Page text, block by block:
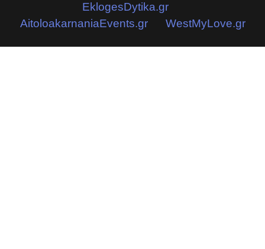
EklogesDytika.gr
AitoloakarnaniaEvents.gr
WestMyLove.gr